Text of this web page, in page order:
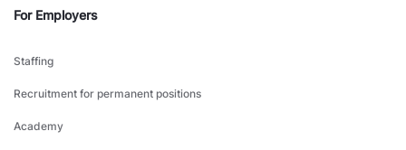
For Employers
Staffing
Recruitment for permanent positions
Academy